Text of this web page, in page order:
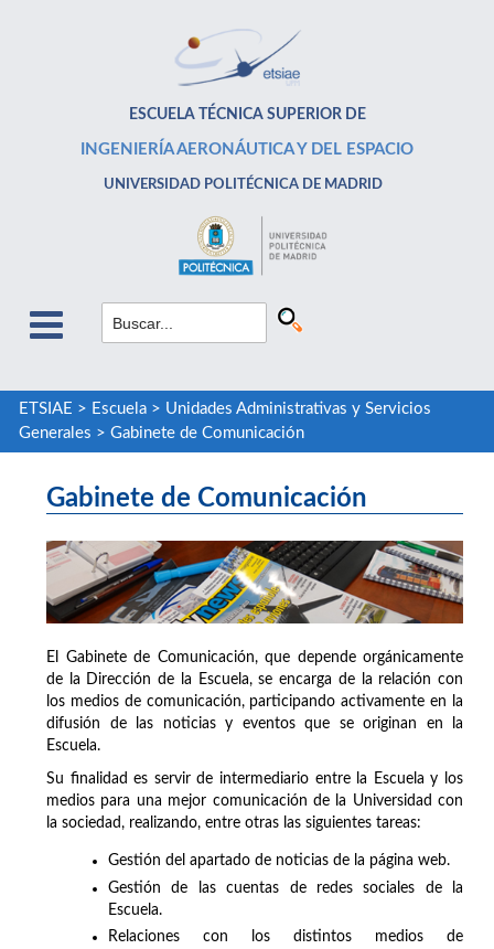
ESCUELA TÉCNICA SUPERIOR DE
INGENIERÍA AERONÁUTICA Y DEL ESPACIO
UNIVERSIDAD POLITÉCNICA DE MADRID
ETSIAE > Escuela> Unidades Administrativas y Servicios
Generales > Gabinete de Comunicación
Gabinete de Comunicación
El Gabinete de Comunicación, que depende orgánicamente
de la Dirección de la Escuela, se encarga de la relación con
los medios de comunicación, participando activamente en la
difusión de las noticias y eventos que se originan en la
Escuela.
Su finalidad es servir de intermediario entre la Escuela y los
medios para una mejor comunicación de la Universidad con
la sociedad, realizando, entre otras las siguientes tareas:
Gestión del apartado de noticias de la página web.
Gestión de las cuentas de redes sociales de la
Escuela.
Relaciones con los distintos medios de